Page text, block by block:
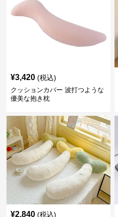
¥3,420 (税込)
クッションカバー 波打つような
優美な抱き枕
¥2,840 (税込)